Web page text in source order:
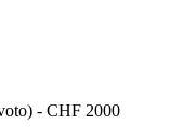
- CHF 2000